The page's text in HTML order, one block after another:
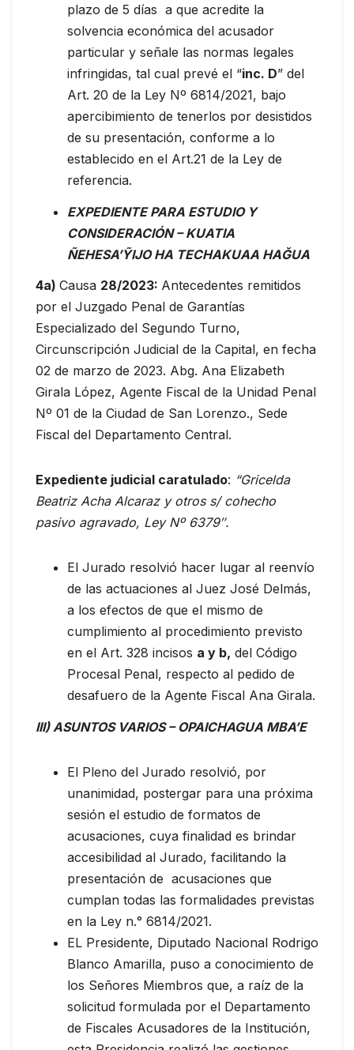
plazo de 5 días a que acredite la
solvencia económica del acusador
particular y señale las normas legales
infringidas, tal cual prevé el “inc. D” del
Art. 20 de la Ley Nº 6814/2021, bajo
apercibimiento de tenerlos por desistidos
de su presentación, conforme a lo
establecido en el Art.21 de la Ley de
referencia.
EXPEDIENTE PARA ESTUDIO Y
CONSIDERACIÓN – KUATIA
ÑEHESA’ỸIJO HA TECHAKUAA HAĞUA
4a) Causa 28/2023: Antecedentes remitidos
por el Juzgado Penal de Garantías
Especializado del Segundo Turno,
Circunscripción Judicial de la Capital, en fecha
02 de marzo de 2023. Abg. Ana Elizabeth
Girala López, Agente Fiscal de la Unidad Penal
Nº 01 de la Ciudad de San Lorenzo., Sede
Fiscal del Departamento Central.
Expediente judicial caratulado: “Gricelda
Beatriz Acha Alcaraz y otros s/ cohecho
pasivo agravado, Ley Nº 6379″.
El Jurado resolvió hacer lugar al reenvío
de las actuaciones al Juez José Delmás,
a los efectos de que el mismo de
cumplimiento al procedimiento previsto
en el Art. 328 incisos a y b, del Código
Procesal Penal, respecto al pedido de
desafuero de la Agente Fiscal Ana Girala.
III) ASUNTOS VARIOS – OPAICHAGUA MBA’E
El Pleno del Jurado resolvió, por
unanimidad, postergar para una próxima
sesión el estudio de formatos de
acusaciones, cuya finalidad es brindar
accesibilidad al Jurado, facilitando la
presentación de acusaciones que
cumplan todas las formalidades previstas
en la Ley n.° 6814/2021.
EL Presidente, Diputado Nacional Rodrigo
Blanco Amarilla, puso a conocimiento de
los Señores Miembros que, a raíz de la
solicitud formulada por el Departamento
de Fiscales Acusadores de la Institución,